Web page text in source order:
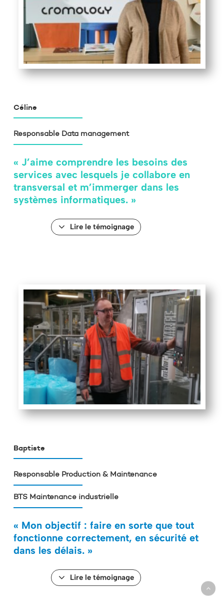
Céline
Responsable Data management
« J’aime comprendre les besoins des
services avec lesquels je collabore en
transversal et m’immerger dans les
systèmes informatiques. »
Lire le témoignage
Baptiste
Responsable Production & Maintenance
BTS Maintenance industrielle
« Mon objectif : faire en sorte que tout
fonctionne correctement, en sécurité et
dans les délais. »
Lire le témoignage